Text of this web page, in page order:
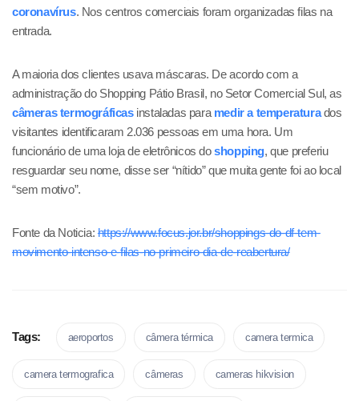
coronavírus. Nos centros comerciais foram organizadas filas na
entrada.
A maioria dos clientes usava máscaras. De acordo com a
administração do Shopping Pátio Brasil, no Setor Comercial Sul, as
câmeras termográficasinstaladas para medir a temperaturados
visitantes identificaram 2.036 pessoas em uma hora. Um
funcionário de uma loja de eletrônicos doshopping, que preferiu
resguardar seu nome, disse ser “nítido” que muita gente foi ao local
“sem motivo”.
Fonte da Noticia:https://www.focus.jor.br/shoppings-do-df-tem-
movimento-intenso-e-filas-no-primeiro-dia-de-reabertura/
Tags: aeroportos câmera térmica camera termica
camera termografica câmeras cameras hikvision